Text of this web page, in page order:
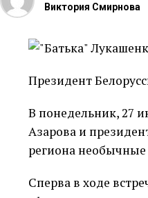
Виктория Смирнова
Президент
В понедельник, 27
Азарова и
региона
Сперва в ходе